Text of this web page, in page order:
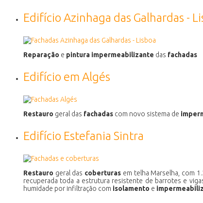
Edifício Azinhaga das Galhardas -
Reparação e pintura impermeabilizante das fachadas
Edifício em Algés
Restauro geral das fachadas com novo sistema de
Edifício Estefania Sintra
Restauro geral das coberturas em telha Marselha, com
recuperada toda a estrutura resistente de barrotes e
humidade por infiltração com isolamento e